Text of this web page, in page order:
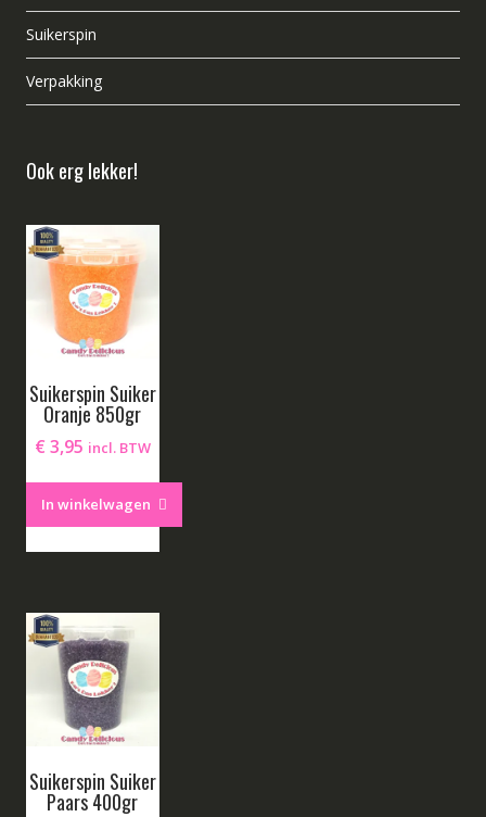
Suikerspin
Verpakking
Ook erg lekker!
Suikerspin Suiker
Oranje 850gr
€ 3,95 incl. BTW
In winkelwagen
Suikerspin Suiker
Paars 400gr